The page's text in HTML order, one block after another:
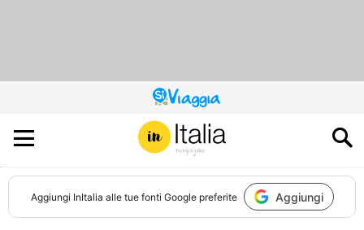
QUESTO
SITO
CONTRIBUISCE
ALL’AUDIENCE
DI
Aggiungi InItalia alle tue fonti Google preferite Aggiungi